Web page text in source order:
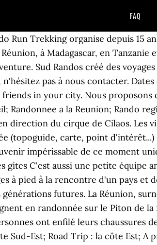
FAQ
Rando Cilaos-Mafate-Cilaos - forum Réunion - Besoin d'infos sur Réunion ? Rando Trek Réunion, spécialiste de la randonnée tropicale, propose de découvrir l'île intense, et plus particulièrement le Sud sauvage, avec ses cours d'eau, ses forêts, ses... Randonnée pédestre, Spéléologie / tunnels de lave . Programme. Circuits 4x4 à La Réunion. Le Dimitile est un sommet montagneux du sud de l'île de la Réunion qui surplombe le cirque de Cilaos. Rando créole à la Réunion 13 jours / 12 nuits / 8 jours de randonnée. île de la Réunion A ... -Pierre - Boulevard Hubert-Delisle - Travaux d'aménagement de l' ancienne gare - Fermée en mars 1956, la branche sud du chemin de fer va revivre avec la pose d'une vingtaine de mètres de voie ferrée métrique, déplacée depuis la Grande Chaloupe, en collaboration avec l' association "Ti Train Lontan"... En attendant le train. Location de vacances 4 étoiles à Saint Leu - Ile de la Réunion - 974. 205 likes. L’arrière-pays de l’île Maurice, avec ses gorges tropicales et ses pitons rocheux, possède un charme insoupçonné, outre les superbes plages du lagon corallien. Sud - Saint-Joseph Spéléo' Lave . En savoir plus. Le sentier scout est souvent dans les tops 10 des plus belles randos à la Réunion. On part pour la balade en fin d’après-midi, à la découverte des plantes endémiques de la Réunion pour arriver au coucher de soleil sur le cirque de Cilaos. Cette éco-rando à l'initiative du réseau de réservation Explore La Réunion et Décathlon, et avec la participation de Destination Sud Réunion, a permis de ramasser près de 10m3 de déchets. Le GR R2 traverse l’Ile de la Réunion du Nord au sud, un trek exceptionnel au coeur des cirques ! Le Sud est beaucoup plus sauvage que le Nord & l’Ouest et un peu plus animé que l’Est. A La Réunion, les cirques verdoyants et sauvages de Mafate et Salazie sont dominés par des cimes spectaculaires, et le volcan du piton de la Fournaise impose le respect. Share on Twitter Tweet. 21 Rando Sud: Randonnee - consultez 15 avis de voyageurs, 7 photos, les meilleures offres et comparez les prix pour Saint-Leu, Ile de La Réunion sur Tripadvisor. Possibilité d'extension sur l'île Maurice, pour terminer en beauté votre voyage. Tunnels de lave Réunion : Rando Volcan est un collectif d’Accompagnateur en Montagne et/ou moniteurs spéléologie spécialisés en volcanologie, situé dans le sud de l’ile. On peut y croiser une église puis une mosquée à quelques mètres d'intervalles ou un temple. Tunnels de lave Réunion : Rando-Volcan.com. Laissez vous guider et découvrez La Réunion en 4x4 à travers nos trois circuits d'exception. 2020. Club de marche nordique ( marche avec des bâtons spéciaux) basé à Saint-Pierre qui propose 3 séances de marche dans la semaine Nous voilà au cœur du Sud